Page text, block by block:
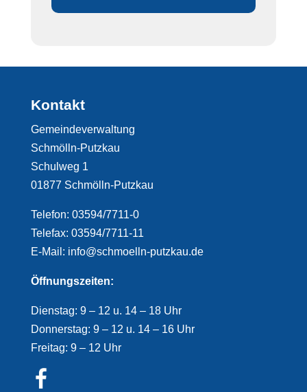
Kontakt
Gemeindeverwaltung
Schmölln-Putzkau
Schulweg 1
01877 Schmölln-Putzkau
Telefon: 03594/7711-0
Telefax: 03594/7711-11
E-Mail: info@schmoelln-putzkau.de
Öffnungszeiten:
Dienstag: 9 – 12 u. 14 – 18 Uhr
Donnerstag: 9 – 12 u. 14 – 16 Uhr
Freitag: 9 – 12 Uhr